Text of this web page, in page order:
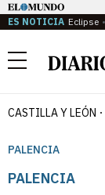
ES NOTICIA Eclipse
Menú
CASTILLA Y LEÓN
PALENCIA
PALENCIA